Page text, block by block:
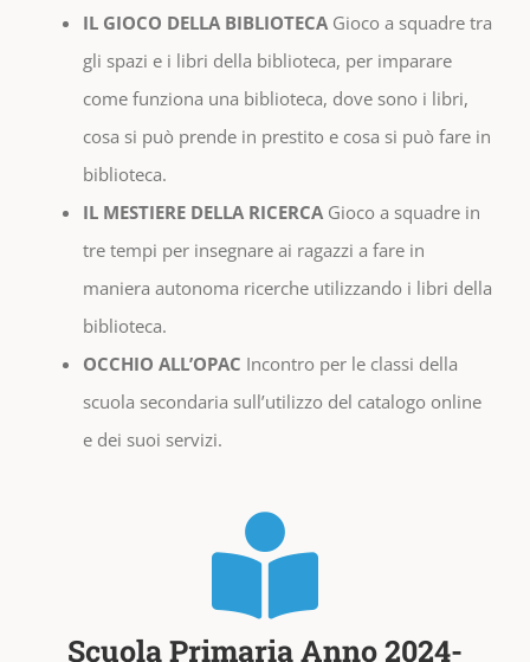
IL GIOCO DELLA BIBLIOTECAGioco a squadre tra
gli spazi e i libri della biblioteca, per imparare
come funziona una biblioteca, dove sono i libri,
cosa si può prende in prestito e cosa si può fare in
biblioteca.
IL MESTIERE DELLA RICERCAGioco a squadre in
tre tempi per insegnare ai ragazzi a fare in
maniera autonoma ricerche utilizzando i libri della
biblioteca.
OCCHIO ALL’OPAC Incontro per le classi della
scuola secondaria sull’utilizzo del catalogo online
e dei suoi servizi.
Scuola Primaria Anno 2024-